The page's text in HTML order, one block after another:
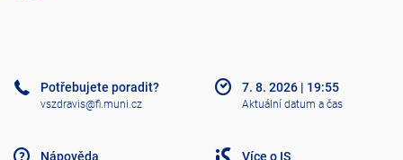
A
Potřebujete poradit?
vszdravis@fi.muni.cz
Nápověda
7. 8. 2026 | 19:55
Aktuální datum a čas
Více o IS